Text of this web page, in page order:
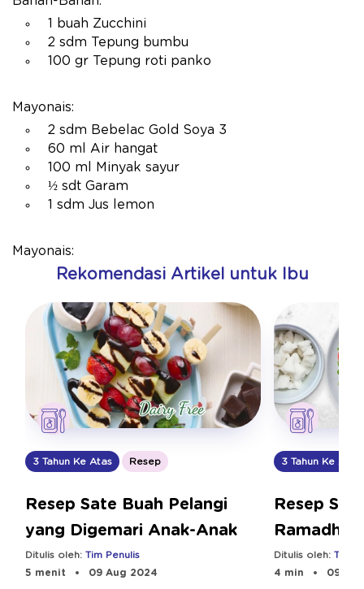
1 buah Zucchini
2 sdm Tepung bumbu
100 gr Tepung roti panko
Mayonais:
2 sdm Bebelac Gold Soya 3
60 ml Air hangat
100 ml Minyak sayur
½ sdt Garam
1 sdm Jus lemon
Mayonais:
Rekomendasi Artikel untuk Ibu
3 Tahun Ke Atas Resep
Resep Sate Buah Pelangi
yang Digemari Anak-Anak
Ditulis oleh: Tim Penulis
5 menit
09 Aug 2024
3 Tahun Ke Atas
Resep
Ditulis oleh: Tim
4 min
09